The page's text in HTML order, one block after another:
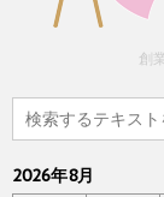
創
2026年8月